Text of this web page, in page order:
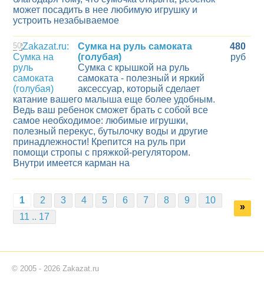
может посадить в нее любимую игрушку и
устроить незабываемое
50
Сумка на руль самоката
(голубая)
Сумка с крышкой на руль
самоката - полезный и яркий
аксессуар, который сделает
катание вашего малыша еще более удобным.
Ведь ваш ребенок сможет брать с собой все
самое необходимое: любимые игрушки,
полезный перекус, бутылочку воды и другие
принадлежности! Крепится на руль при
помощи стропы с пряжкой-регулятором.
Внутри имеется карман на
480
руб
1 2 3 4 5 6 7 8 9
10
11 .. 17
»
© 2005 - 2026 Zakazat.ru